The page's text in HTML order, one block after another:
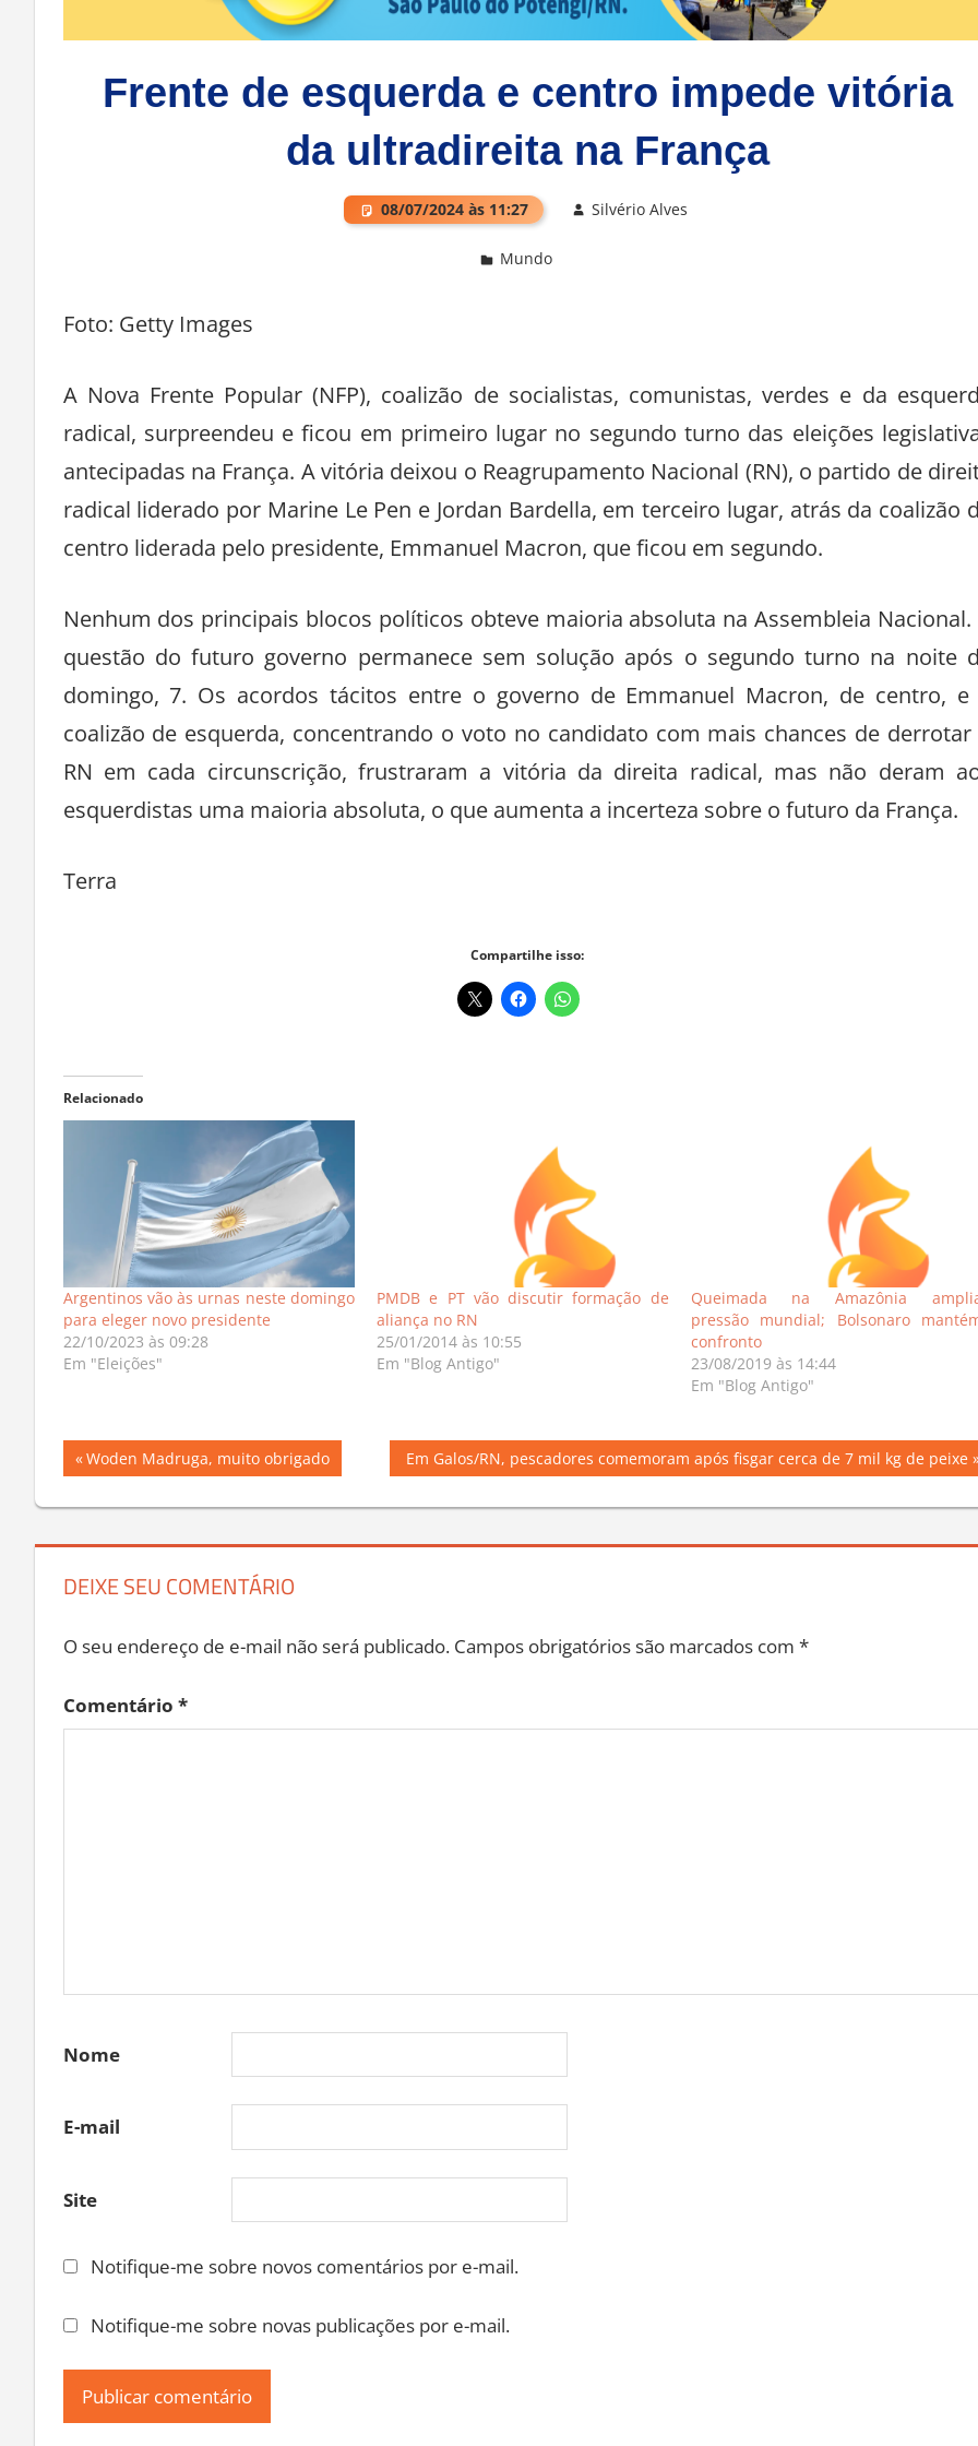
Frente de esquerda e centro impede vitória
da ultradireita na França
08/07/2024 às 11:27 Silvério Alves
Mundo
Foto: Getty Images
A Nova Frente Popular (NFP), coalizão de socialistas, comunistas, verdes e da
radical, surpreendeu e ficou em primeiro lugar no segundo turno das eleições
antecipadas na França. A vitória deixou o Reagrupamento Nacional (RN), o partido de
radical liderado por Marine Le Pen e Jordan Bardella, em terceiro lugar, atrás da coalizão
centro liderada pelo presidente, Emmanuel Macron, que ficou em segundo.
Nenhum dos principais blocos políticos obteve maioria absoluta na Assembleia Nacional.
questão do futuro governo permanece sem solução após o segundo turno na noite
domingo, 7. Os acordos tácitos entre o governo de Emmanuel Macron, de centro, e
coalizão de esquerda, concentrando o voto no candidato com mais chances de derrotar
RN em cada circunscrição, frustraram a vitória da direita radical, mas não deram
esquerdistas uma maioria absoluta, o que aumenta a incerteza sobre o futuro da França.
Terra
Compartilhe isso:
Relacionado
Argentinos vão às urnas neste domingo
para eleger novo presidente
22/10/2023 às 09:28
Em "Eleições"
PMDB e PT vão discutir formação de
aliança no RN
25/01/2014 às 10:55
Em "Blog Antigo"
Queimada na Amazônia
pressão mundial; Bolsonaro
confronto
23/08/2019 às 14:44
Em "Blog Antigo"
Navegação
de
Post
Previous
Post:
Woden Madruga, muito obrigado
Next
Post:
Em Galos/RN, pescadores comemoram após fisgar cerca de 7 mil kg de peixe
DEIXE SEU COMENTÁRIO
O seu endereço de e-mail não será publicado. Campos obrigatórios são marcados com *
Comentário *
Nome
E-mail
Site
Notifique-me sobre novos comentários por e-mail.
Notifique-me sobre novas publicações por e-mail.